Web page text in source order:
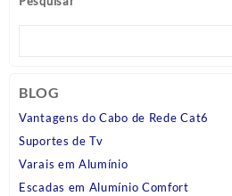
BLOG
Vantagens do Cabo de Rede Cat6
Suportes de Tv
Varais em Alumínio
Escadas em Alumínio Comfort